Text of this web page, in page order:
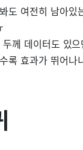
도 여전히 남아있
께 데이터도 있
록 효과가 뛰어나